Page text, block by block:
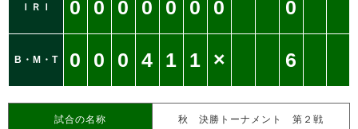
ＩＲＩ 0 0 0 0 0 0 0 0
B・M・T 0 0 0 4 1 1 × 6
試合の名称 秋 決勝トーナメント 第２戦